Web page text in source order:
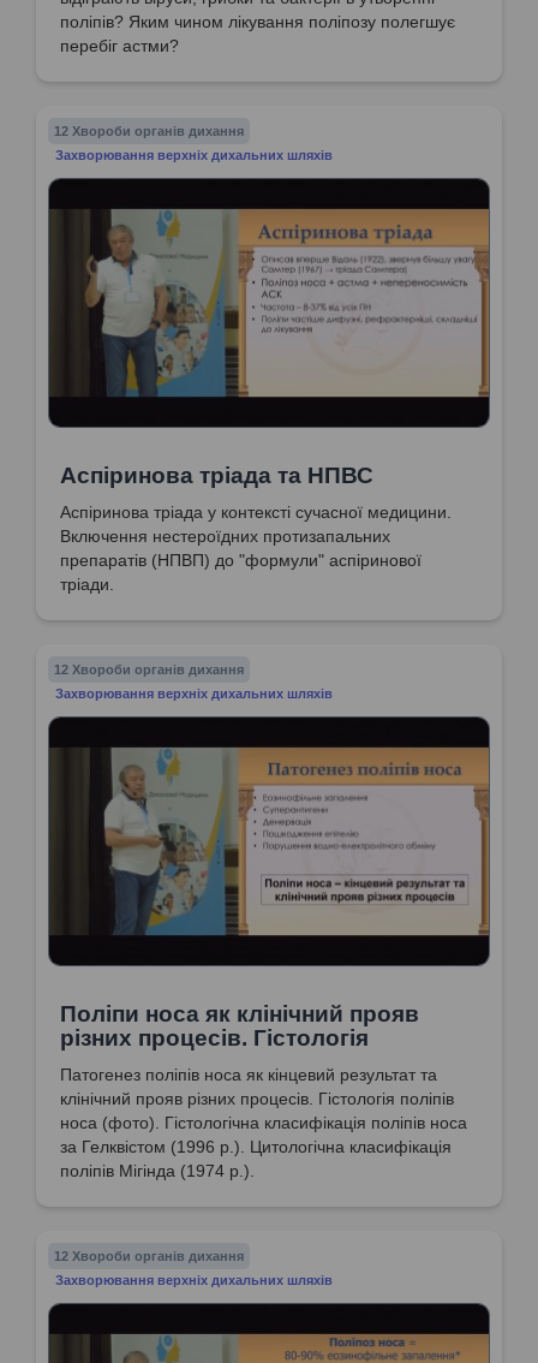
поліпів? Яким чином лікування поліпозу полегшує
перебіг астми?
12 Хвороби органів дихання
Захворювання верхніх дихальних шляхів
Аспіринова тріада та НПВС
Аспіринова тріада у контексті сучасної медицини.
Включення нестероїдних протизапальних
препаратів (НПВП) до "формули" аспіринової
тріади.
12 Хвороби органів дихання
Захворювання верхніх дихальних шляхів
Поліпи носа як клінічний прояв
різних процесів. Гістологія
Патогенез поліпів носа як кінцевий результат та
клінічний прояв різних процесів. Гістологія поліпів
носа (фото). Гістологічна класифікація поліпів носа
за Гелквістом (1996 р.). Цитологічна класифікація
поліпів Мігінда (1974 р.).
12 Хвороби органів дихання
Захворювання верхніх дихальних шляхів